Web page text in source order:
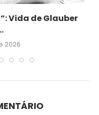
Vida de Glauber
2026